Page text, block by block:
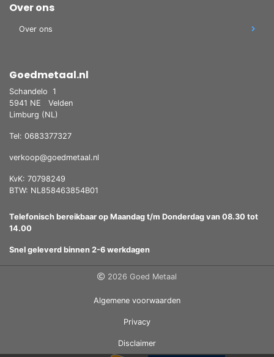
Over ons
Over ons
Goedmetaal.nl
Schandelo 1
5941 NE
Velden
Limburg (NL)
Tel: 0683377327
verkoop@goedmetaal.nl
KvK: 70798249
BTW: NL858463854B01
Telefonisch bereikbaar op Maandag t/m Donderdag van 08.30 tot
14.00
Snel geleverd binnen 2-6 werkdagen
2026 Goed Metaal
Algemene voorwaarden
Privacy
Disclaimer